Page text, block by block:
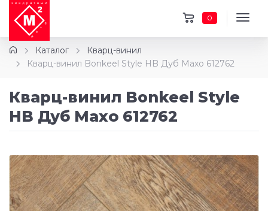
0
Каталог
Кварц-винил
Кварц-винил Bonkeel Style HB Дуб Махо 612762
Кварц-винил Bonkeel Style
HB Дуб Махо 612762